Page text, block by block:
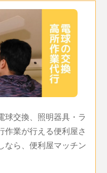
球交換、照明器具・ラ
作業が行える便利屋さ
なら、便利屋マッチン